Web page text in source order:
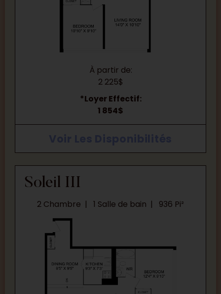
À partir de:
2 225$
*Loyer Effectif:
1 854$
Soleil III
2 Chambre 1 Salle de bain 936 Pi²